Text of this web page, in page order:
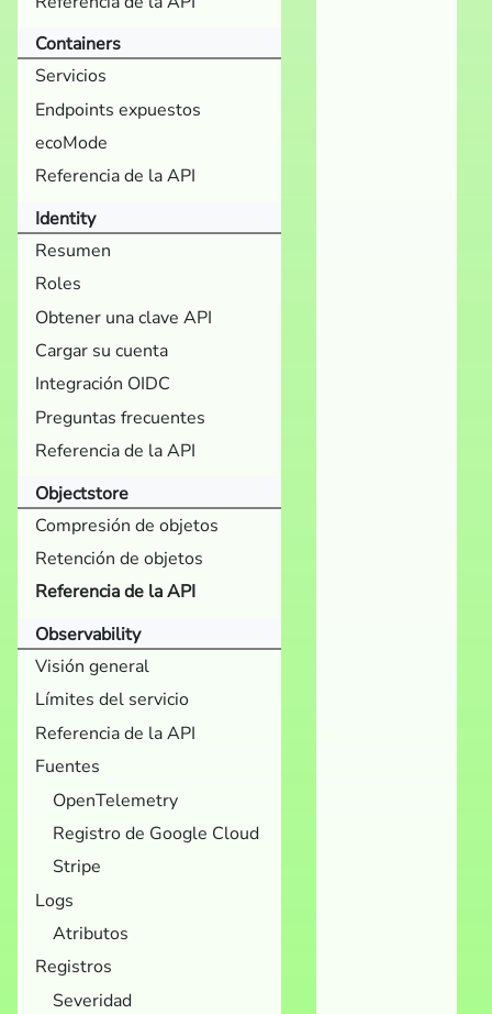
Containers
Servicios
Endpoints expuestos
ecoMode
Referencia de la API
Identity
Resumen
Roles
Obtener una clave API
Cargar su cuenta
Integración OIDC
Preguntas frecuentes
Referencia de la API
Objectstore
Compresión de objetos
Retención de objetos
Referencia de la API
Observability
Visión general
Límites del servicio
Referencia de la API
Fuentes
OpenTelemetry
Registro de Google Cloud
Stripe
Logs
Atributos
Registros
Severidad